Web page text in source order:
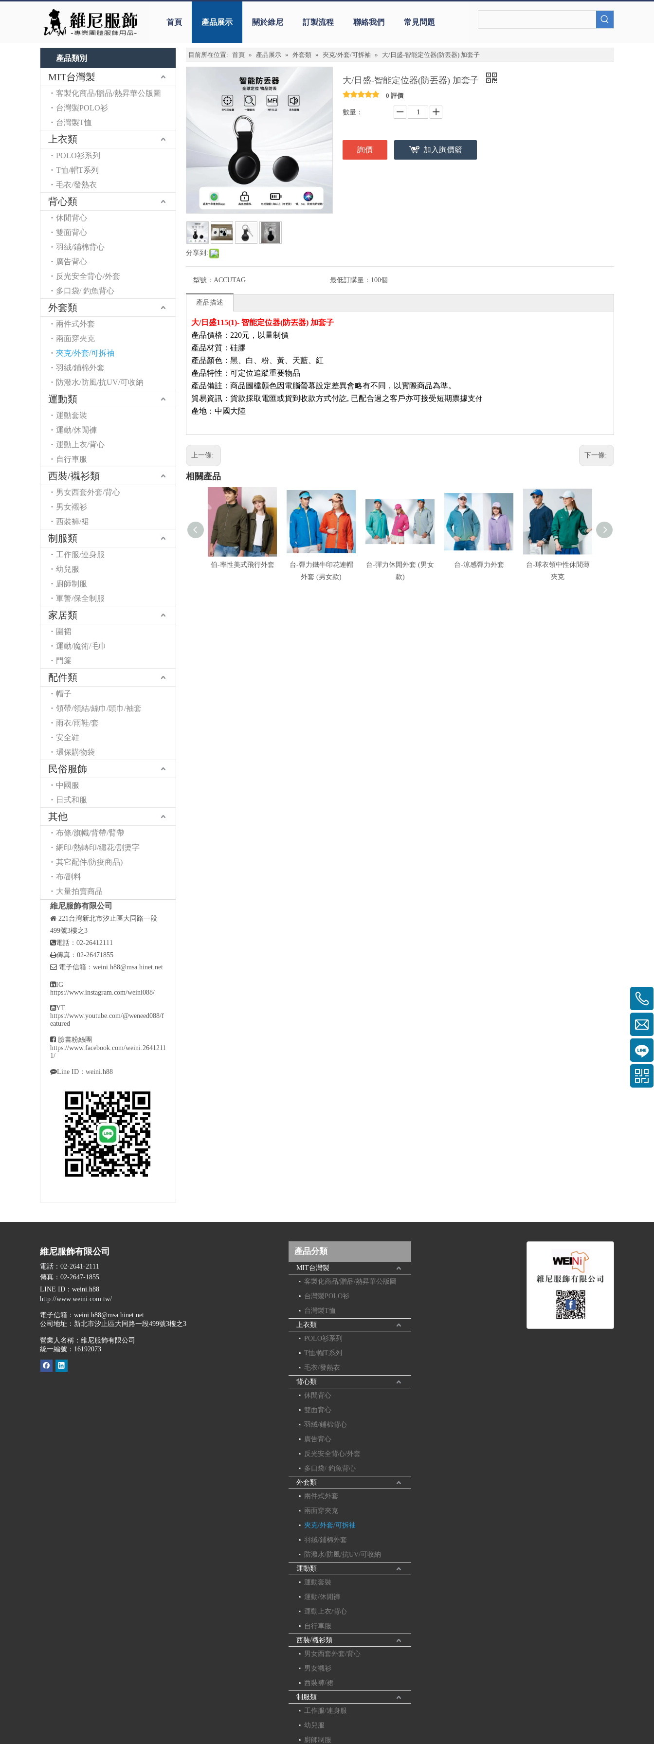
首頁 產品展示 關於維尼 訂製流程 聯絡我們 常見問題
產品類別
MIT台灣製
客製化商品/贈品/熱昇華公版圖
台灣製POLO衫
台灣製T恤
上衣類
POLO衫系列
T恤/帽T系列
毛衣/發熱衣
背心類
休閒背心
雙面背心
羽絨/鋪棉背心
廣告背心
反光安全背心/外套
多口袋/ 釣魚背心
外套類
兩件式外套
兩面穿夾克
夾克/外套/可拆袖
羽絨/鋪棉外套
防潑水/防風/抗UV/可收納
運動類
運動套裝
運動/休閒褲
運動上衣/背心
自行車服
西裝/襯衫類
男女西套外套/背心
男女襯衫
西裝褲/裙
制服類
工作服/連身服
幼兒服
廚師制服
軍警/保全制服
家居類
圍裙
運動/魔術/毛巾
門簾
配件類
帽子
領帶/領結/絲巾/頭巾/袖套
雨衣/雨鞋/套
安全鞋
環保購物袋
民俗服飾
中國服
日式和服
其他
布條/旗幟/背帶/臂帶
網印/熱轉印/繡花/割燙字
其它配件/防疫商品)
布/副料
大量拍賣商品
維尼服飾有限公司
 221台灣新北市汐止區大同路一段
499號3樓之3
電話：02-26412111
傳真：02-26471855
 電子信箱： weini.h88@msa.hinet.net
IG
https://www.instagram.com/weini088/
YT
https://www.youtube.com/@weneed088/f
eatured
 臉書粉絲團
https://www.facebook.com/weini.2641211
1/
Line ID：weini.h88
目前所在位置: 首頁 » 產品展示 » 外套類 » 夾克/外套/可拆袖 » 大/日盛-智能定位器(防丟器) 加套子
分享到:
大/日盛-智能定位器(防丟器) 加套子
0 評價
數量：
詢價 加入詢價籃
型號： ACCUTAG 最低訂購量： 100個
產品描述
大/日盛115(1)- 智能定位器(防丟器) 加套子
產品價格：220元 ，以量制價
產品材質：硅膠
產品顏色：黑
白 、粉 、黃 、天藍 、紅
產品特性 ：可定位追蹤重要物品
產品備註：商品圖檔顏色因電腦螢幕設定差異會略有不同，以實際商品為準。
貿易資訊 ： 貨款採取電匯或貨到收款方式付訖, 已配合過之客戶亦可接受短期票據支付
產地：中國大陸
上一條: 下一條:
相關產品
伯-率性美式飛行外套
台-彈力鐵牛印花連帽
外套 (男女款)
台-彈力休閒外套 (男女
款)
台-涼感彈力外套
台-球衣領中性休閒薄
夾克
維尼服飾有限公司
電話：02-2641-2111
傳真：02-2647-1855
LINE ID ：weini.h88
http://www.weini.com.tw/
電子信箱： weini.h88@msa.hinet.net
公司地址： 新北市汐止區大同路一段499號3樓之3
營業人名稱：維尼服飾有限公司
統一編號：16192073
產品分類
MIT台灣製
客製化商品/贈品/熱昇華公版圖
台灣製POLO衫
台灣製T恤
上衣類
POLO衫系列
T恤/帽T系列
毛衣/發熱衣
背心類
休閒背心
雙面背心
羽絨/鋪棉背心
廣告背心
反光安全背心/外套
多口袋/ 釣魚背心
外套類
兩件式外套
兩面穿夾克
夾克/外套/可拆袖
羽絨/鋪棉外套
防潑水/防風/抗UV/可收納
運動類
運動套裝
運動/休閒褲
運動上衣/背心
自行車服
西裝/襯衫類
男女西套外套/背心
男女襯衫
西裝褲/裙
制服類
工作服/連身服
幼兒服
廚師制服